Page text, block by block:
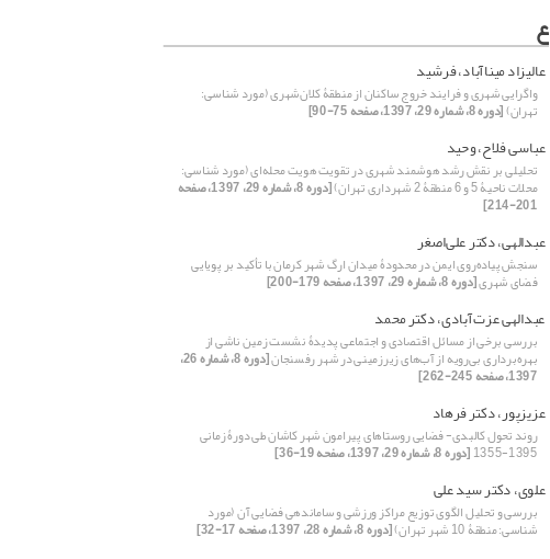
ع
عالیزاد میناآباد، فرشید
واگرایی شهری و فرایند خروج ساکنان از منطقۀ کلان‌شهری (مورد شناسی:
تهران)[دوره 8، شماره 29، 1397، صفحه 75-90]
عباسی فلاح، وحید
تحلیلی بر نقش رشد هوشمند شهری در تقویت هویت محله‌‌‌ای (مورد شناسی:
محلات ناحیۀ 5 و 6 منطقۀ 2 شهرداری تهران) [دوره 8، شماره 29، 1397، صفحه
201-214]
عبدالهی، دکتر علی‌‌اصغر
سنجش پیاده‌‌‌‌روی ایمن در محدودۀ میدان ارگ شهر کرمان با تأکید بر پویایی
فضای شهری[دوره 8، شماره 29، 1397، صفحه 179-200]
عبدالهی عزت‌آبادی، دکتر محمد
بررسی برخی از مسائل اقتصادی و اجتماعی پدیدۀ نشست زمین ناشی از
بهره‌‌برداری بی‌‌رویه از آب‌‌‌های زیرزمینی در شهر رفسنجان [دوره 8، شماره 26،
1397، صفحه 245-262]
عزیزپور، دکتر فرهاد
روند تحول کالبدی- فضایی روستاهای پیرامون شهر کاشان طی دورۀ زمانی
1395-1355 [دوره 8، شماره 29، 1397، صفحه 19-36]
علوی، دکتر سید علی
بررسی و تحلیل الگوی توزیع مراکز ورزشی و ساماندهی فضایی آن (مورد
شناسی: منطقۀ 10 شهر تهران) [دوره 8، شماره 28، 1397، صفحه 17-32]